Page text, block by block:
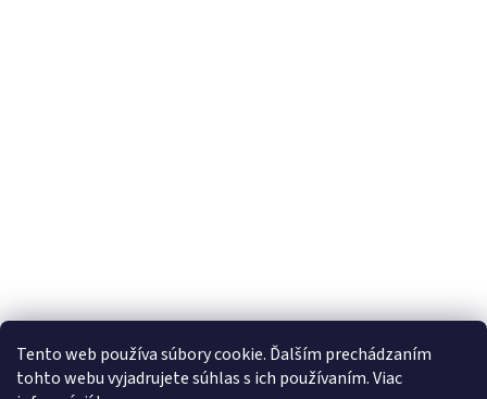
Tento web používa súbory cookie. Ďalším prechádzaním
tohto webu vyjadrujete súhlas s ich používaním. Viac